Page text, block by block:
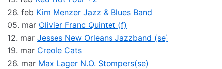
26. feb Kim Menzer Jazz & Blues Band
05. mar Olivier Franc Quintet (f)
12. mar Jesses New Orleans Jazzband (se)
19. mar Creole Cats
26. mar Max Lager N.O. Stompers(se)